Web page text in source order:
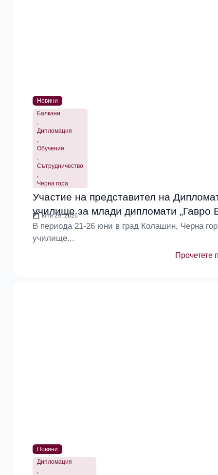
Новини
Балкани
,
Дипломация
,
Обучение
,
Сътрудничество
,
Черна гора
Участие на представител на
училище за млади дипломати „Гавро
юни 29, 2026
В периода 21-26 юни в град Колашин, Черна
училище...
Прочетете
Новини
Дипломация
,